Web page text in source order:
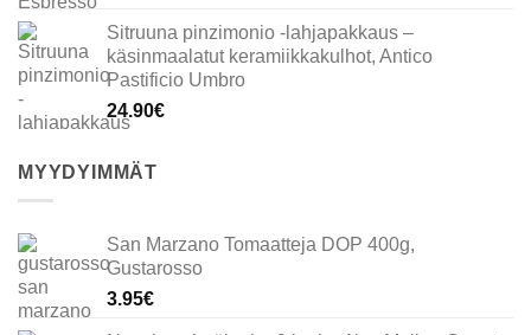
Sitruuna pinzimonio -lahjapakkaus –
käsinmaalatut keramiikkakulhot, Antico
Pastificio Umbro
24.90€
MYYDYIMMÄT
San Marzano Tomaatteja DOP 400g,
Gustarosso
3.95€